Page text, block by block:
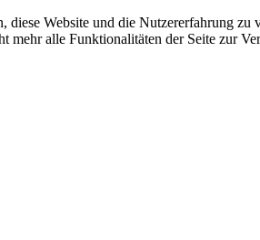
Website und die Nutzererfahrung zu
mehr alle Funktionalitäten der Seite zur